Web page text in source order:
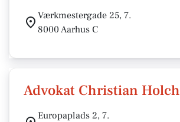
Værkmestergade 25, 7.
8000 Aarhus C
Advokat Christian Holch
Europaplads 2, 7.